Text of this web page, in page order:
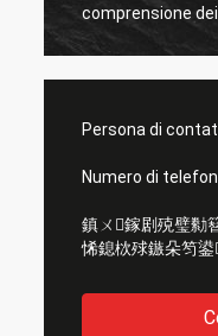
comprensione
volere risolvere i
Persona di
Numero di
鎮ㄨ鎵剧殑璧勬
悕鎴栨殏鏃朵笉鍙